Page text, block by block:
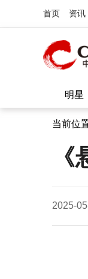
首页 资讯
明星
当前位
2025-